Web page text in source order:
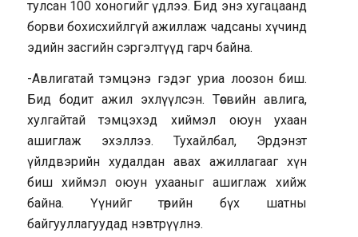
тулсан 100 хоногийг үдлээ. Бид энэ хугацаанд
борви бохисхийлгүй ажиллаж чадсаны хүчинд
эдийн засгийн сэргэлтүүд гарч байна.
-Авлигатай тэмцэнэ гэдэг уриа лоозон биш.
Бид бодит ажил эхлүүлсэн. Төсвийн авлига,
хулгайтай тэмцэхэд хиймэл оюун ухаан
ашиглаж эхэллээ. Тухайлбал, Эрдэнэт
үйлдвэрийн худалдан авах ажиллагааг хүн
биш хиймэл оюун ухааныг ашиглаж хийж
байна. Үүнийг төрийн бүх шатны
байгууллагуудад нэвтрүүлнэ.